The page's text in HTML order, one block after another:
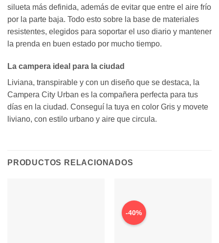
silueta más definida, además de evitar que entre el aire frío
por la parte baja. Todo esto sobre la base de materiales
resistentes, elegidos para soportar el uso diario y mantener
la prenda en buen estado por mucho tiempo.
La campera ideal para la ciudad
Liviana, transpirable y con un diseño que se destaca, la
Campera City Urban es la compañera perfecta para tus
días en la ciudad. Conseguí la tuya en color Gris y movete
liviano, con estilo urbano y aire que circula.
PRODUCTOS RELACIONADOS
-40%